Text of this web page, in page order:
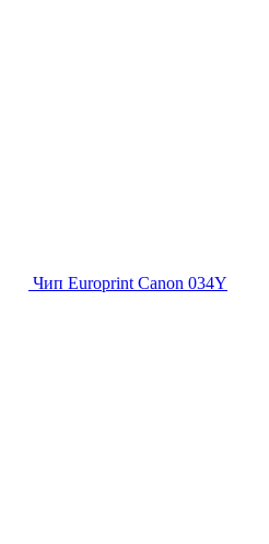
Чип Europrint Canon 034Y